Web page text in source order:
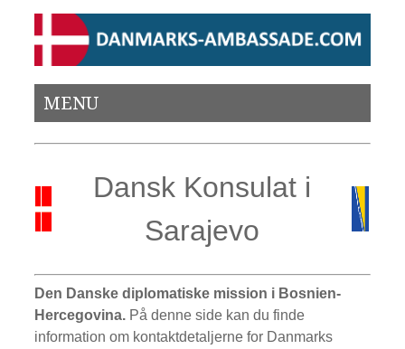
MENU
Dansk Konsulat i
Sarajevo
Den Danske diplomatiske mission i Bosnien-
Hercegovina. På denne side kan du finde
information om kontaktdetaljerne for Danmarks